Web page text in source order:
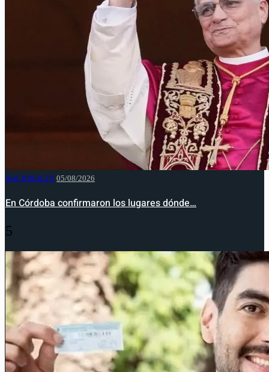
NACIONALES 05/08/2026
En Córdoba confirmaron los lugares dónde…
5